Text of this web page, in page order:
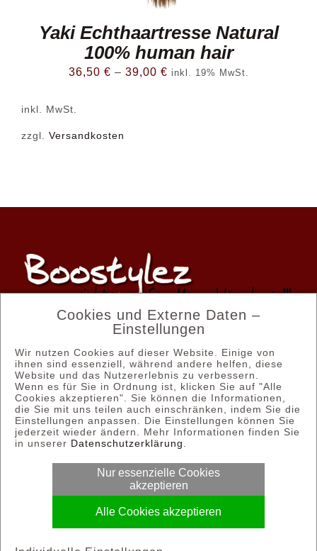
Yaki Echthaartresse Natural
100% human hair
36,50 € – 39,00 € inkl. 19% MwSt.
inkl. MwSt.
zzgl. Versandkosten
Email: kontakt@boostylez.de
Tel.: 03628 58 58 35
© Copyright 2012 - 2026 | Boostylez
Allgemeine Geschäftsbedingungen
Cookies und Externe Daten –
Einstellungen
Wir nutzen Cookies auf dieser Website. Einige von
ihnen sind essenziell, während andere helfen, diese
Website und das Nutzererlebnis zu verbessern.
Wenn es für Sie in Ordnung ist, klicken Sie auf "Alle
Cookies akzeptieren". Sie können die Informationen,
die Sie mit uns teilen auch einschränken, indem Sie die
Einstellungen anpassen. Die Einstellungen können Sie
jederzeit wieder ändern. Mehr Informationen finden Sie
in unserer Datenschutzerklärung
Nur essenzielle Cookies
akzeptieren
Alle Cookies akzeptieren